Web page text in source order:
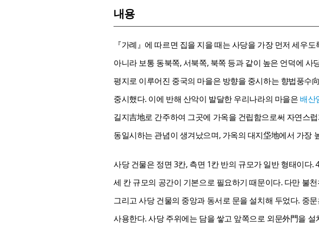
내용
『가례』에 따르면 집을 지을 때는 사당을 가장 먼저 세우
아니라 보통 동북쪽, 서북쪽, 북쪽 등과 같이 높은 언덕에
평지로 이루어진 중국의 마을은 방향을 중시하는 향법풍수
중시했다. 이에 반해 산악이 발달한 우리나라의 마을은 배산
길지吉地로 간주하여 그곳에 가옥을 건립함으로써 자연스
동일시하는 관념이 생겨났으며, 가옥의 대지垈地에서 가장
사당 건물은 정면 3칸, 측면 1칸 반의 규모가 일반 형태이다
세 칸 규모의 공간이 기본으로 필요하기 때문이다. 다만 불
그리고 사당 건물의 중앙과 동서로 문을 설치해 두었다. 중
사용한다. 사당 주위에는 담을 쌓고 앞쪽으로 외문外門을